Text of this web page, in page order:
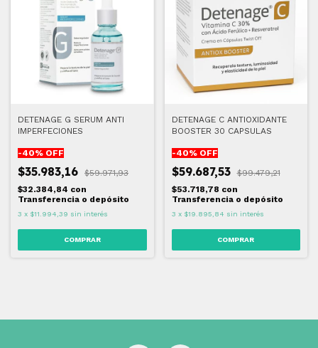
DETENAGE G SERUM ANTI
IMPERFECIONES
-40% OFF
$35.983,16
$59.971,93
$32.384,84 con
Transferencia o depósito
3 x $11.994,39 sin interés
DETENAGE C ANTIOXIDANTE
BOOSTER 30 CAPSULAS
-40% OFF
$59.687,53
$99.479,21
$53.718,78 con
Transferencia o depósito
3 x $19.895,84 sin interés